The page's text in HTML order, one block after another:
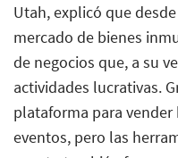
Utah, explicó que
mercado de bienes
de negocios que, a su
actividades lucrativas.
plataforma para
eventos, pero las